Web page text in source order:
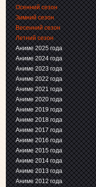
Осенний сезон
Зимний сезон
Весенний сезон
Летний сезон
Аниме 2025 года
Аниме 2024 года
Аниме 2023 года
Аниме 2022 года
Аниме 2021 года
Аниме 2020 года
Аниме 2019 года
Аниме 2018 года
Аниме 2017 года
Аниме 2016 года
Аниме 2015 года
Аниме 2014 года
Аниме 2013 года
Аниме 2012 года